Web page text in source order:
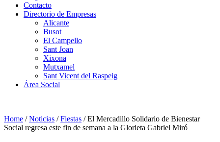
Contacto
Directorio de Empresas
Alicante
Busot
El Campello
Sant Joan
Xixona
Mutxamel
Sant Vicent del Raspeig
Área Social
Home /Noticias /Fiestas /El Mercadillo Solidario de Bienestar
Social regresa este fin de semana a la Glorieta Gabriel Miró